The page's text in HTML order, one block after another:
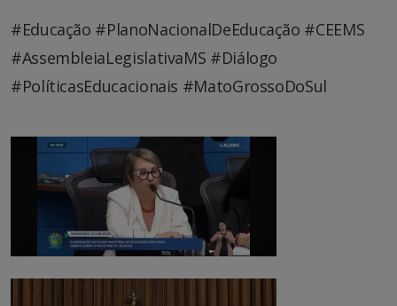
#Educação #PlanoNacionalDeEducação #CEEMS
#AssembleiaLegislativaMS #Diálogo
#PolíticasEducacionais #MatoGrossoDoSul